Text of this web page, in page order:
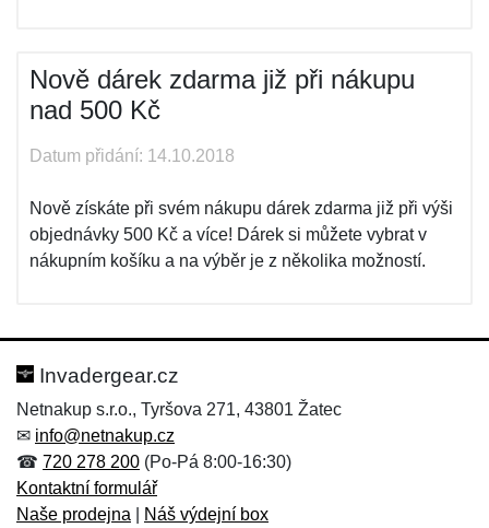
Nově dárek zdarma již při nákupu
nad 500 Kč
Datum přidání: 14.10.2018
Nově získáte při svém nákupu dárek zdarma již při výši
objednávky 500 Kč a více! Dárek si můžete vybrat v
nákupním košíku a na výběr je z několika možností.
Invadergear.cz
Netnakup s.r.o., Tyršova 271, 43801 Žatec
✉ info@netnakup.cz
☎ 720 278 200 (Po-Pá 8:00-16:30)
Kontaktní formulář
Naše prodejna
Náš výdejní box